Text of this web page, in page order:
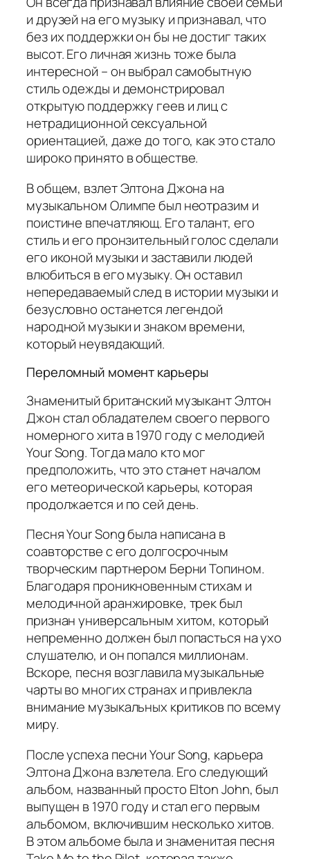
и друзей на его музыку и признавал, что
без их поддержки он бы не достиг таких
высот. Его личная жизнь тоже была
интересной – он выбрал самобытную
стиль одежды и демонстрировал
открытую поддержку геев и лиц с
нетрадиционной сексуальной
ориентацией, даже до того, как это стало
широко принято в обществе.
В общем, взлет Элтона Джона на
музыкальном Олимпе был неотразим и
поистине впечатляющ. Его талант, его
стиль и его пронзительный голос сделали
его иконой музыки и заставили людей
влюбиться в его музыку. Он оставил
непередаваемый след в истории музыки и
безусловно останется легендой
народной музыки и знаком времени,
который неувядающий.
Переломный момент карьеры
Знаменитый британский музыкант Элтон
Джон стал обладателем своего первого
номерного хита в 1970 году с мелодией
Your Song. Тогда мало кто мог
предположить, что это станет началом
его метеорической карьеры, которая
продолжается и по сей день.
ПесняYour Songбыла написана в
соавторстве с его долгосрочным
творческим партнером Берни Топином.
Благодаря проникновенным стихам и
мелодичной аранжировке, трек был
признан универсальным хитом, который
непременно должен был попасться на ухо
слушателю, и он попался миллионам.
Вскоре, песня возглавила музыкальные
чарты во многих странах и привлекла
внимание музыкальных критиков по всему
миру.
После успеха песниYour Song, карьера
Элтона Джона взлетела. Его следующий
альбом, названный просто Elton John, был
выпущен в 1970 году и стал его первым
альбомом, включившим несколько хитов.
В этом альбоме была и знаменитая песня